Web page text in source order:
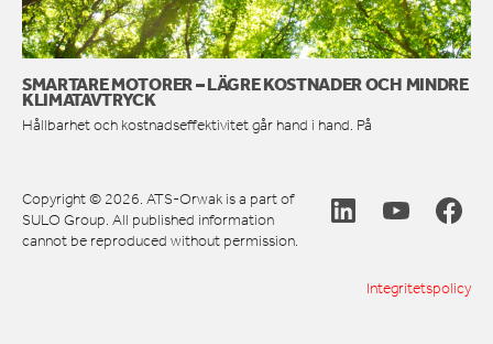
SMARTARE MOTORER – LÄGRE KOSTNADER OCH MINDRE
KLIMATAVTRYCK
Hållbarhet och kostnadseffektivitet går hand i hand. På
Copyright © 2026. ATS-Orwak is a part of
SULO Group. All published information
cannot be reproduced without permission.
Integritetspolicy